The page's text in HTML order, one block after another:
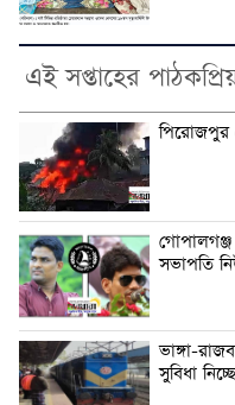
এই সপ্তাহের
পিরোজপুর
সভাপতি
ভাঙ্গা-
সুবিধা